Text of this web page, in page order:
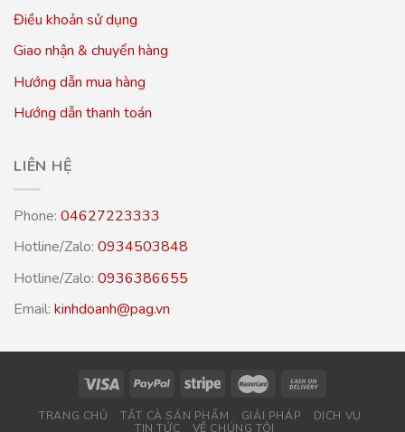
Điều khoản sử dụng
Giao nhận & chuyển hàng
Hướng dẫn mua hàng
Hướng dẫn thanh toán
LIÊN HỆ
Phone: 04627223333
Hotline/Zalo: 0934503848
Hotline/Zalo: 0936386655
Email: kinhdoanh@pag.vn
TRANG CHỦ TẤT CẢ SẢN PHẨM GIẢI PHÁP
DỊCH VỤ
TIN TỨC
VỀ CHÚNG TÔI